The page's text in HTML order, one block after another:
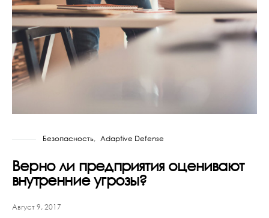
Безопасность Adaptive Defense
Верно ли предприятия оценивают
внутренние угрозы?
Август 9, 2017